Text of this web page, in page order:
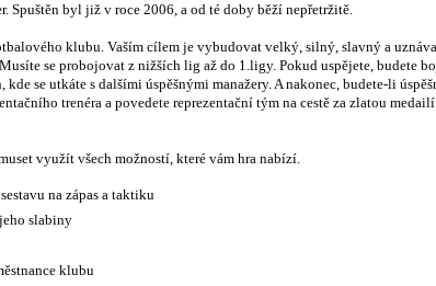
Spuštěn byl již v roce 2006, a od té doby běží nepřetržitě.
klubu. Vaším cílem je vybudovat velký, silný, slavný a
se probojovat z nižších lig až do 1.ligy. Pokud uspějete, budete
se utkáte s dalšími úspěšnými manažery. A nakonec, budete-li
trenéra a povedete reprezentační tým na cestě za zlatou
využít všech možností, které vám hra nabízí.
na zápas a taktiku
slabiny
klubu